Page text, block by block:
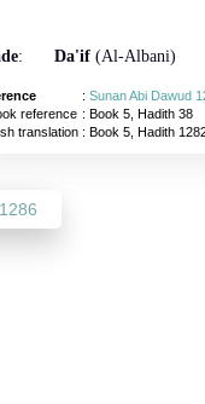
: Da'if(Al-Albani)
: Sunan Abi Dawud
reference : Book 5, Hadith 38
translation: Book 5, Hadith
1286